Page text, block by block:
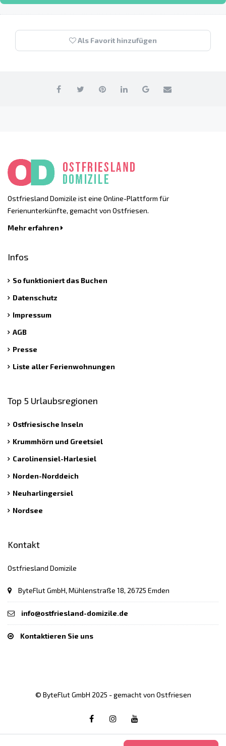
Als Favorit hinzufügen
Ostfriesland Domizile ist eine Online-Plattform für
Ferienunterkünfte, gemacht von Ostfriesen.
Mehr erfahren
Infos
So funktioniert das Buchen
Datenschutz
Impressum
AGB
Presse
Liste aller Ferienwohnungen
Top 5 Urlaubsregionen
Ostfriesische Inseln
Krummhörn und Greetsiel
Carolinensiel-Harlesiel
Norden-Norddeich
Neuharlingersiel
Nordsee
Kontakt
Ostfriesland Domizile
ByteFlut GmbH, Mühlenstraße 18, 26725 Emden
info@ostfriesland-domizile.de
Kontaktieren Sie uns
© ByteFlut GmbH 2025 - gemacht von Ostfriesen